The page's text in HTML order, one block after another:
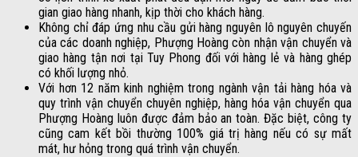
gian giao hàng nhanh, kịp thời cho khách hàng.
Không chỉ đáp ứng nhu cầu gửi hàng nguyên lô nguyên chuyến
của các doanh nghiệp, Phượng Hoàng còn nhận vận chuyển và
giao hàng tận nơi tại Tuy Phong đối với hàng lẻ và hàng ghép
có khối lượng nhỏ.
Với hơn 12 năm kinh nghiệm trong ngành vận tải hàng hóa và
quy trình vận chuyển chuyên nghiệp, hàng hóa vận chuyển qua
Phượng Hoàng luôn được đảm bảo an toàn. Đặc biệt, công ty
cũng cam kết bồi thường 100% giá trị hàng nếu có sự mất
mát, hư hỏng trong quá trình vận chuyển.